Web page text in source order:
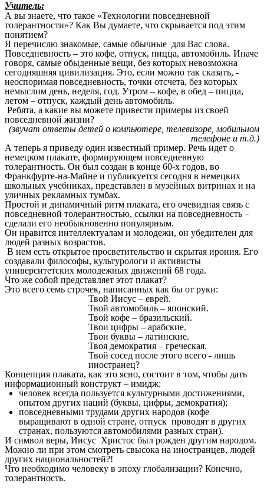
Учитель:
А вы знаете, что такое «Технологии повседневной
толерантности»? Как Вы думаете, что скрывается под этим
понятием?
Я перечислю знакомые, самые обычные для Вас слова.
Повседневность – это кофе, отпуск, пицца, автомобиль. Иначе
говоря, самые обыденные вещи, без которых невозможна
сегодняшняя цивилизация. Это, если можно так сказать, -
неоспоримая повседневность, точки отсчета, без которых
немыслим день, неделя, год. Утром – кофе, в обед – пицца,
летом – отпуск, каждый день автомобиль.
Ребята, а какие вы можете привести примеры из своей
повседневной жизни?
(звучат ответы детей о компьютере, телевизоре, мобильном
телефоне и т.д.)
А теперь я приведу один известный пример. Речь идет о
немецком плакате, формирующем повседневную
толерантность. Он был создан в конце 60-х годов, во
Франкфурте-на-Майне и публикуется сегодня в немецких
школьных учебниках, представлен в музейных витринах и на
уличных рекламных тумбах.
Простой и динамичный ритм плаката, его очевидная связь с
повседневной толерантностью, ссылки на повседневность –
сделали его необыкновенно популярным.
Он нравится интеллектуалам и молодежи, он убедителен для
людей разных возрастов.
В нем есть открытое просветительство и скрытая ирония. Его
создавали философы, культурологи и активисты
университетских молодежных движений 68 года.
Что же собой представляет этот плакат?
Это всего семь строчек, написанных как бы от руки:
Твой Иисус – еврей.
Твой автомобиль – японский.
Твой кофе – бразильский.
Твои цифры – арабские.
Твои буквы – латинские.
Твоя демократия – греческая.
Твой сосед после этого всего - лишь
иностранец?
Концепция плаката, как это ясно, состоит в том, чтобы дать
информационный конструкт – имидж:
человек всегда пользуется культурными достижениями,
опытом других наций (буквы, цифры, демократия);
повседневными трудами других народов (кофе
выращивают в одной стране, отпуск проводят в других
странах, пользуются автомобилями разных стран).
И символ веры, Иисус Христос был рожден другим народом.
Можно ли при этом смотреть свысока на иностранцев, людей
других национальностей?!
Что необходимо человеку в эпоху глобализации? Конечно,
толерантность.